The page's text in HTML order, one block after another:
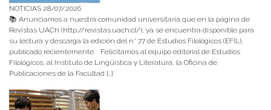
NOTICIAS 28/07/2026
📚 Anunciamos a nuestra comunidad universitaria que en la página de
Revistas UACh (http://revistas.uach.cl/), ya se encuentra disponible para
su lectura y descarga la edición del n° 77 de Estudios Filológicos (EFIL),
publicado recientemente. Felicitamos al equipo editorial de Estudios
Filológicos, al Instituto de Lingüística y Literatura, la Oficina de
Publicaciones de la Facultad […]